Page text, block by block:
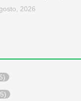
2026